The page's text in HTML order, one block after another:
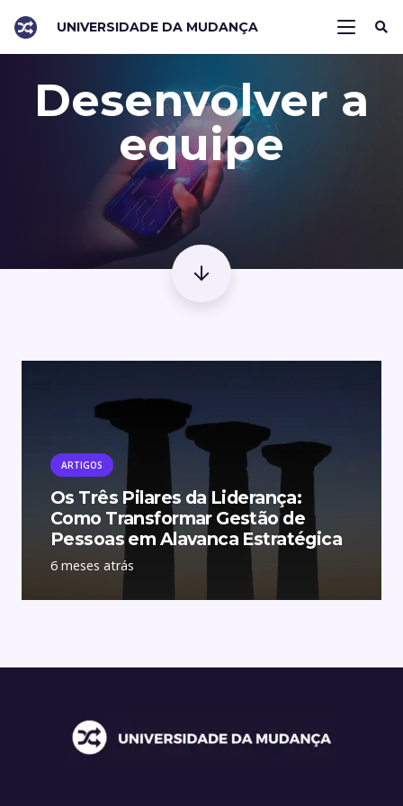
UNIVERSIDADE DA MUDANÇA
Desenvolver a
equipe
ARTIGOS
Os Três Pilares da Liderança:
Como Transformar Gestão de
Pessoas em Alavanca Estratégica
6 meses atrás